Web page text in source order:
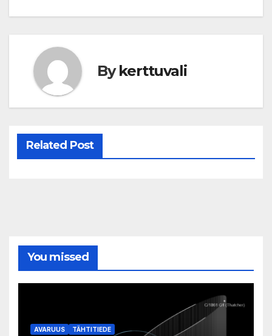
Bykerttuvali
Related Post
You missed
AVARUUS TÄHTITIEDE